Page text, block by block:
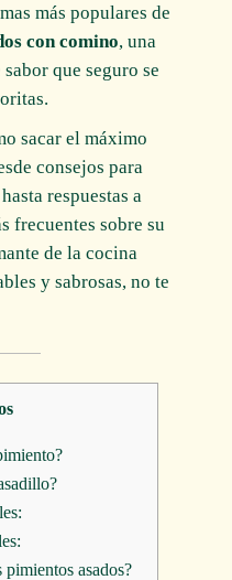
más populares de
con comino, una
que seguro se
sacar el máximo
consejos para
respuestas a
frecuentes sobre su
de la cocina
y sabrosas, no te
asados?